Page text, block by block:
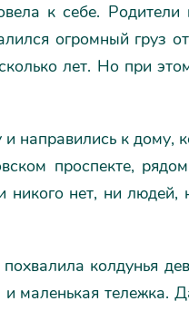
к себе. Родители
огромный груз
лет. Но при
направились к дому,
проспекте,
никого нет, ни
колдунья
маленькая тележка.